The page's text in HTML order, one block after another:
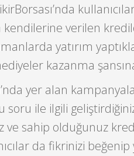
kendilerine verilen
yatırım
kazanma
yer alan
soru ile ilgili
ve sahip olduğunuz
da fikrinizi